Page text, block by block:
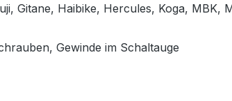
Gitane, Haibike, Hercules, Koga, MBK,
Gewinde im Schaltauge